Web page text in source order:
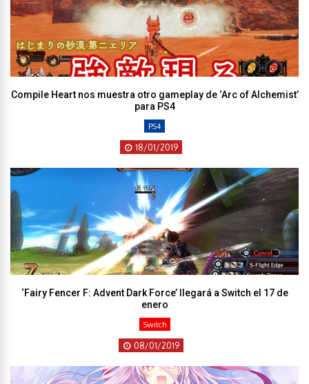
Compile Heart nos muestra otro gameplay de ‘Arc of Alchemist’
para PS4
PS4
18/01/2019
‘Fairy Fencer F: Advent Dark Force’ llegará a Switch el 17 de
enero
Switch
08/01/2019